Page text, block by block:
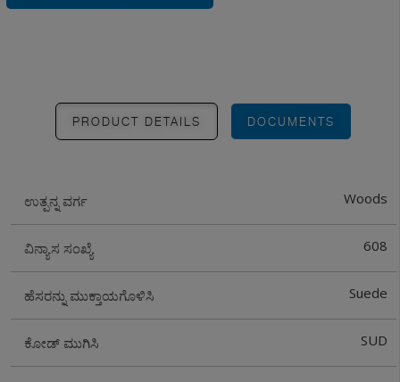
PRODUCT DETAILS DOCUMENTS
ಉತ್ಪನ್ನ ವರ್ಗ Woods
ವಿನ್ಯಾಸ ಸಂಖ್ಯೆ 608
ಹೆಸರನ್ನು ಮುಕ್ತಾಯಗೊಳಿಸಿ Suede
ಕೋಡ್ ಮುಗಿಸಿ SUD